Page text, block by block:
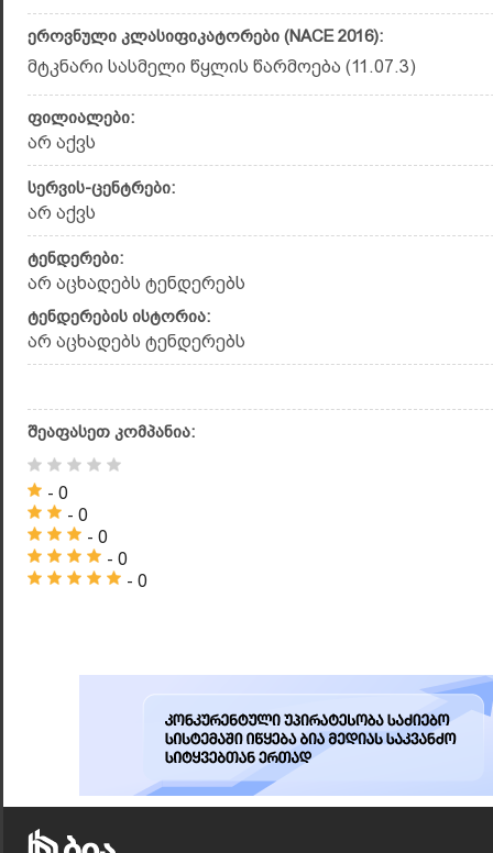
ეროვნული კლასიფიკატორები (NACE 2016):
მტკნარი სასმელი წყლის წარმოება (11.07.3)
ფილიალები:
არ აქვს
სერვის-ცენტრები:
არ აქვს
ტენდერები:
არ აცხადებს ტენდერებს
ტენდერების ისტორია:
არ აცხადებს ტენდერებს
შეაფასეთ კომპანია:
- 0
- 0
- 0
- 0
- 0